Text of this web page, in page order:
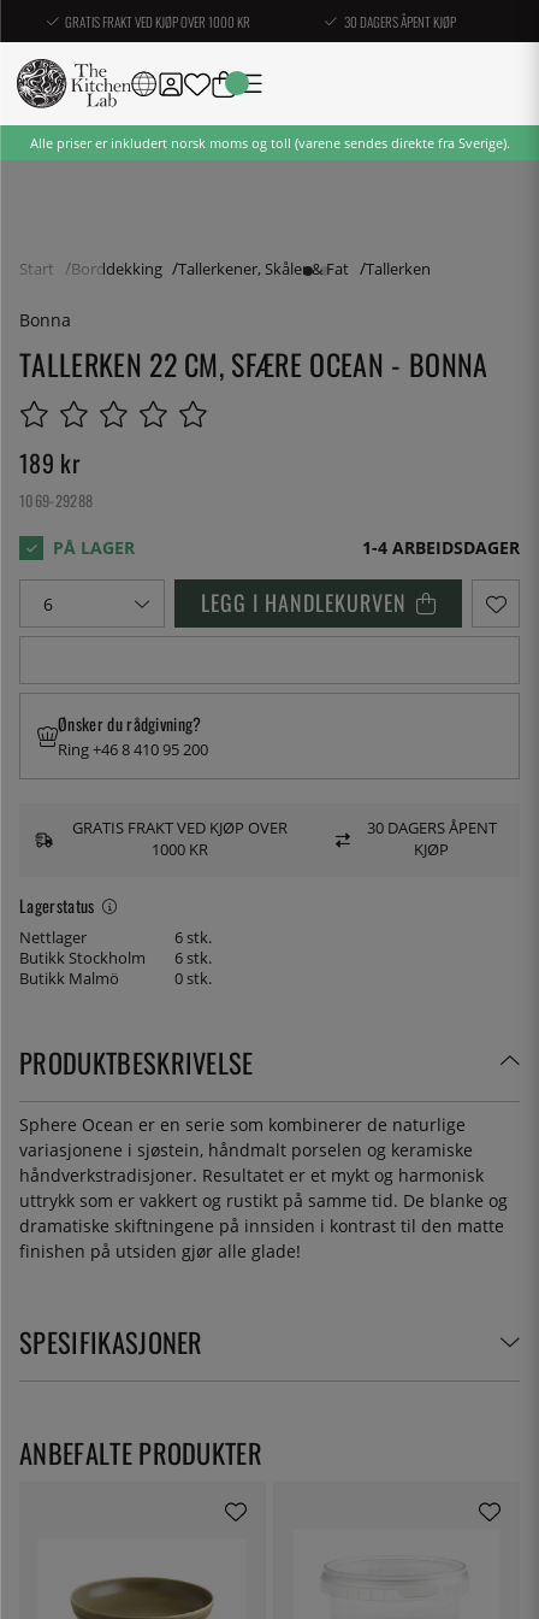
GRATIS FRAKT VED KJØP OVER 1000 KR 30 DAGERS ÅPENT KJØP
Alle priser er inkludert norsk moms og toll (varene sendes direkte fra Sverige).
Start Borddekking Tallerkener, Skåler & Fat Tallerken
Bonna
TALLERKEN 22 CM, SFÆRE OCEAN - BONNA
189 kr
1069-29288
1-4 ARBEIDSDAGER
LEGG I HANDLEKURVEN
Lagerstatus
Nettlager
6 stk.
Butikk Stockholm
6 stk.
Butikk Malmö
0 stk.
Ønsker du rådgivning?
Ring +46 8 410 95 200
GRATIS FRAKT VED KJØP OVER
1000 KR
30 DAGERS ÅPENT
KJØP
PRODUKTBESKRIVELSE
Sphere Ocean er en serie som kombinerer de naturlige
variasjonene i sjøstein, håndmalt porselen og keramiske
håndverkstradisjoner. Resultatet er et mykt og harmonisk
uttrykk som er vakkert og rustikt på samme tid. De blanke og
dramatiske skiftningene på innsiden i kontrast til den matte
finishen på utsiden gjør alle glade!
SPESIFIKASJONER
ANBEFALTE PRODUKTER